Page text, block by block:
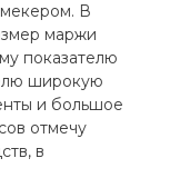
В
маржи
показателю
широкую
и большое
отмечу
в